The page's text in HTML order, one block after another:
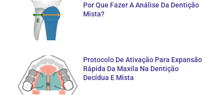
Por Que Fazer A Análise Da Dentição
Mista?
Protocolo De Ativação Para Expansão
Rápida Da Maxila Na Dentição
Decídua E Mista